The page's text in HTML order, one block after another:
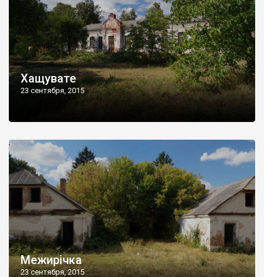
Хащувате
23 сентября, 2015
Межирічка
23 сентября, 2015